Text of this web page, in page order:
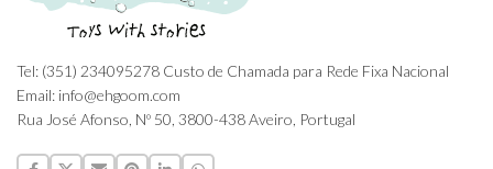
Tel: (351) 234095278 Custo de Chamada para Rede Fixa Nacional
Email: info@ehgoom.com
Rua José Afonso, Nº 50, 3800-438 Aveiro, Portugal